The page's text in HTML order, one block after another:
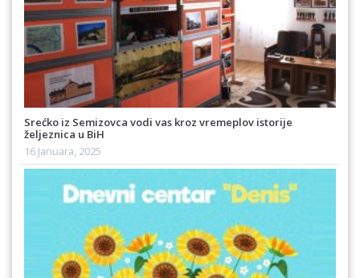
Srećko iz Semizovca vodi vas kroz vremeplov istorije
željeznica u BiH
16 Januara, 2025